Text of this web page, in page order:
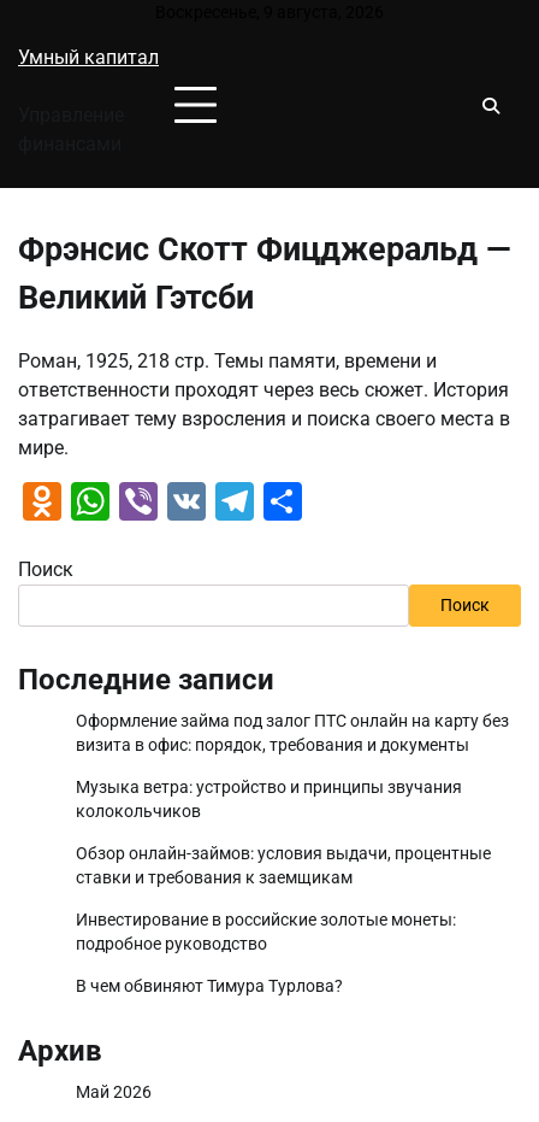
содержимому
Умный капитал
Фрэнсис Скотт Фицджеральд —
Великий Гэтсби
Роман, 1925, 218 стр. Темы памяти, времени и
ответственности проходят через весь сюжет. История
затрагивает тему взросления и поиска своего места в
мире.
Odnoklassniki
WhatsApp
Viber
VK Telegram
Поиск
Поиск
Последние записи
Оформление займа под залог ПТС онлайн на карту без
визита в офис: порядок, требования и документы
Музыка ветра: устройство и принципы звучания
колокольчиков
Обзор онлайн-займов: условия выдачи, процентные
ставки и требования к заемщикам
Инвестирование в российские золотые монеты:
подробное руководство
В чем обвиняют Тимура Турлова?
Архив
Май 2026